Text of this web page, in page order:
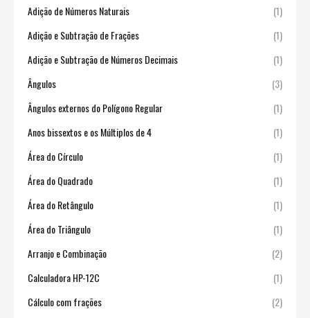
Adição de Números Naturais
(1)
Adição e Subtração de Frações
(1)
Adição e Subtração de Números Decimais
(1)
Ângulos
(3)
Ângulos externos do Polígono Regular
(1)
Anos bissextos e os Múltiplos de 4
(1)
Área do Círculo
(1)
Área do Quadrado
(1)
Área do Retângulo
(1)
Área do Triângulo
(1)
Arranjo e Combinação
(2)
Calculadora HP-12C
(1)
Cálculo com frações
(2)